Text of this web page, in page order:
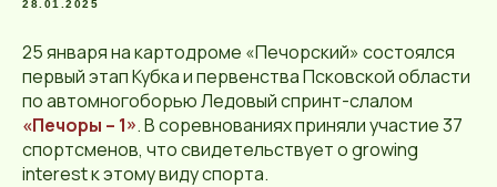
28.01.2025
25 января на картодроме «Печорский» состоялся
первый этап Кубка и первенства Псковской области
по автомногоборью Ледовый спринт-слалом
«Печоры – 1». В соревнованиях приняли участие 37
спортсменов, что свидетельствует о growing
interest к этому виду спорта.